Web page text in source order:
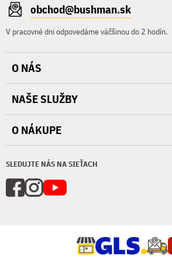
obchod@bushman.sk
V pracovné dni odpovedáme väčšinou do 2 hodín.
SLEDUJTE NÁS NA SIEŤACH
O NÁS
NAŠE SLUŽBY
O NÁKUPE